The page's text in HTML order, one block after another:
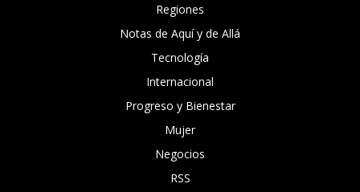
Regiones
Notas de Aquí y de Allá
Tecnología
Internacional
Progreso y Bienestar
Mujer
Negocios
RSS